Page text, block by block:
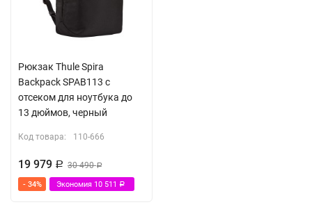
Рюкзак Thule Spira
Backpack SPAB113 с
отсеком для ноутбука до
13 дюймов, черный
Код товара: 110-666
19 979 Р 30 490Р
- 34% Экономия 10 511 Р